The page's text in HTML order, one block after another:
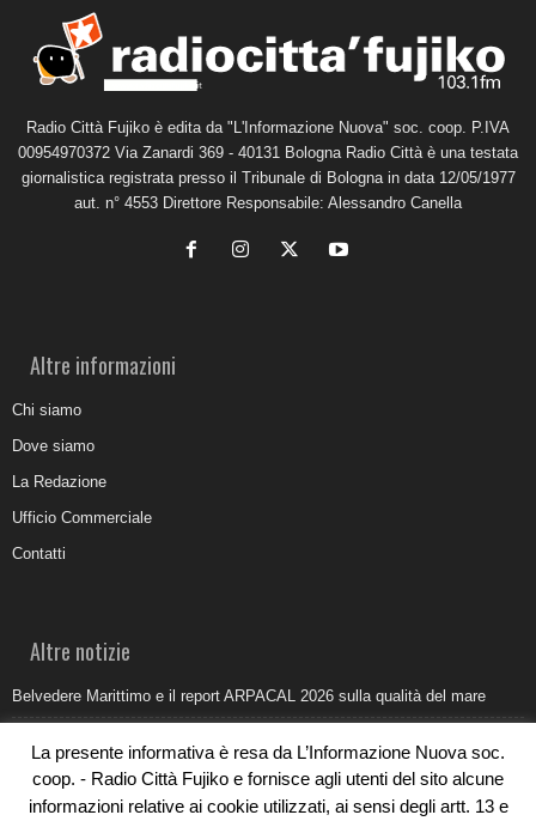
Radio Città Fujiko è edita da "L'Informazione Nuova" soc. coop. P.IVA
00954970372 Via Zanardi 369 - 40131 Bologna Radio Città è una testata
giornalistica registrata presso il Tribunale di Bologna in data 12/05/1977
aut. n° 4553 Direttore Responsabile: Alessandro Canella
Altre informazioni
Chi siamo
Dove siamo
La Redazione
Ufficio Commerciale
Contatti
Altre notizie
Belvedere Marittimo e il report ARPACAL 2026 sulla qualità del mare
Umidità di risalita in casa, come riconoscere i segnali veri
Torna il Sun Donato Festival 2026
La presente informativa è resa da L’Informazione Nuova soc.
coop. - Radio Città Fujiko e fornisce agli utenti del sito alcune
informazioni relative ai cookie utilizzati, ai sensi degli artt. 13 e